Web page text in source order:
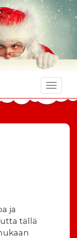
Toggle
ja
tällä